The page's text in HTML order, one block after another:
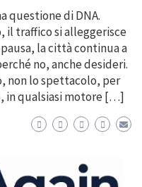
questione di DNA.
il traffico si alleggerisce
la città continua a
no, anche desideri.
non lo spettacolo, per
in qualsiasi motore […]